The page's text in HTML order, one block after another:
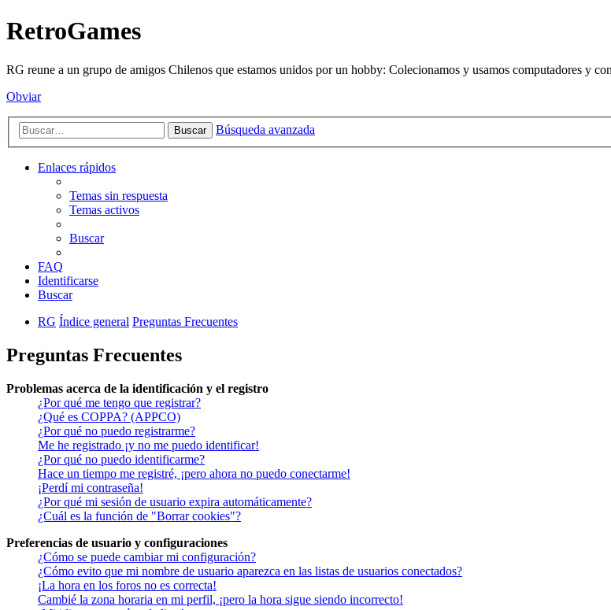
RetroGames
RG reune a un grupo de amigos Chilenos que estamos unidos por un hobby: Colecionamos y usamos computadores y
Obviar
Buscar Búsqueda avanzada
Enlaces rápidos
Temas sin respuesta
Temas activos
Buscar
FAQ
Identificarse
Buscar
RG Índice general Preguntas Frecuentes
Preguntas Frecuentes
Problemas acerca de la identificación y el registro
¿Por qué me tengo que registrar?
¿Qué es COPPA? (APPCO)
¿Por qué no puedo registrarme?
Me he registrado ¡y no me puedo identificar!
¿Por qué no puedo identificarme?
Hace un tiempo me registré, ¡pero ahora no puedo conectarme!
¡Perdí mi contraseña!
¿Por qué mi sesión de usuario expira automáticamente?
¿Cuál es la función de "Borrar cookies"?
Preferencias de usuario y configuraciones
¿Cómo se puede cambiar mi configuración?
¿Cómo evito que mi nombre de usuario aparezca en las listas de usuarios conectados?
¡La hora en los foros no es correcta!
Cambié la zona horaria en mi perfil, ¡pero la hora sigue siendo incorrecto!